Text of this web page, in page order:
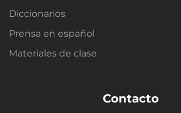
Diccionarios
Prensa en español
Materiales de clase
Contacto